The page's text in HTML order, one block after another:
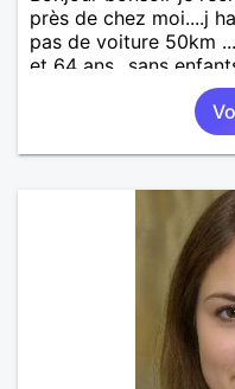
près de chez moi....j
pas de voiture 50km
et 64 ans...sans
adultes et qui n
une où plusieurs
recherche ecrivez moi